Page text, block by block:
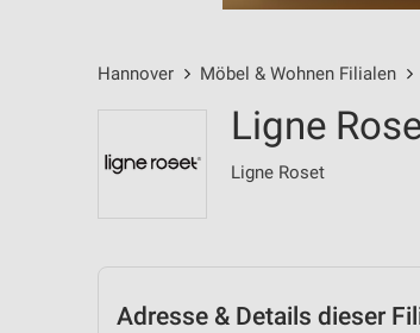
Hannover Möbel & Wohnen Filialen
Ligne
Ligne Roset
Adresse & Details dieser